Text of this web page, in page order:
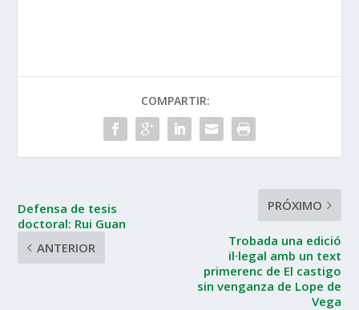
COMPARTIR:
Defensa de tesis
doctoral: Rui Guan
ANTERIOR
PRÓXIMO
Trobada una edició
il·legal amb un text
primerenc de El castigo
sin venganza de Lope de
Vega